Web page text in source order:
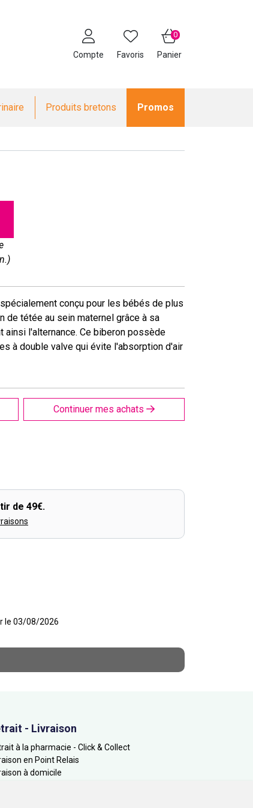
Compte Favoris Panier
0
Produits bretons Promos
conçu pour les bébés de plus
de tétée au sein maternel grâce à sa
l'alternance. Ce biberon possède
à double valve qui évite l'absorption d'air
Continuer mes achats
de 49€.
le 03/08/2026
- Livraison
à la pharmacie - Click & Collect
en Point Relais
à domicile